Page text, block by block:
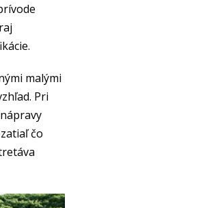
malými
Pri
čo